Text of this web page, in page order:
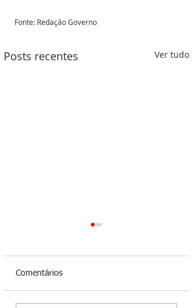
Fonte: Redação Governo
Posts recentes Ver tudo
Comentários